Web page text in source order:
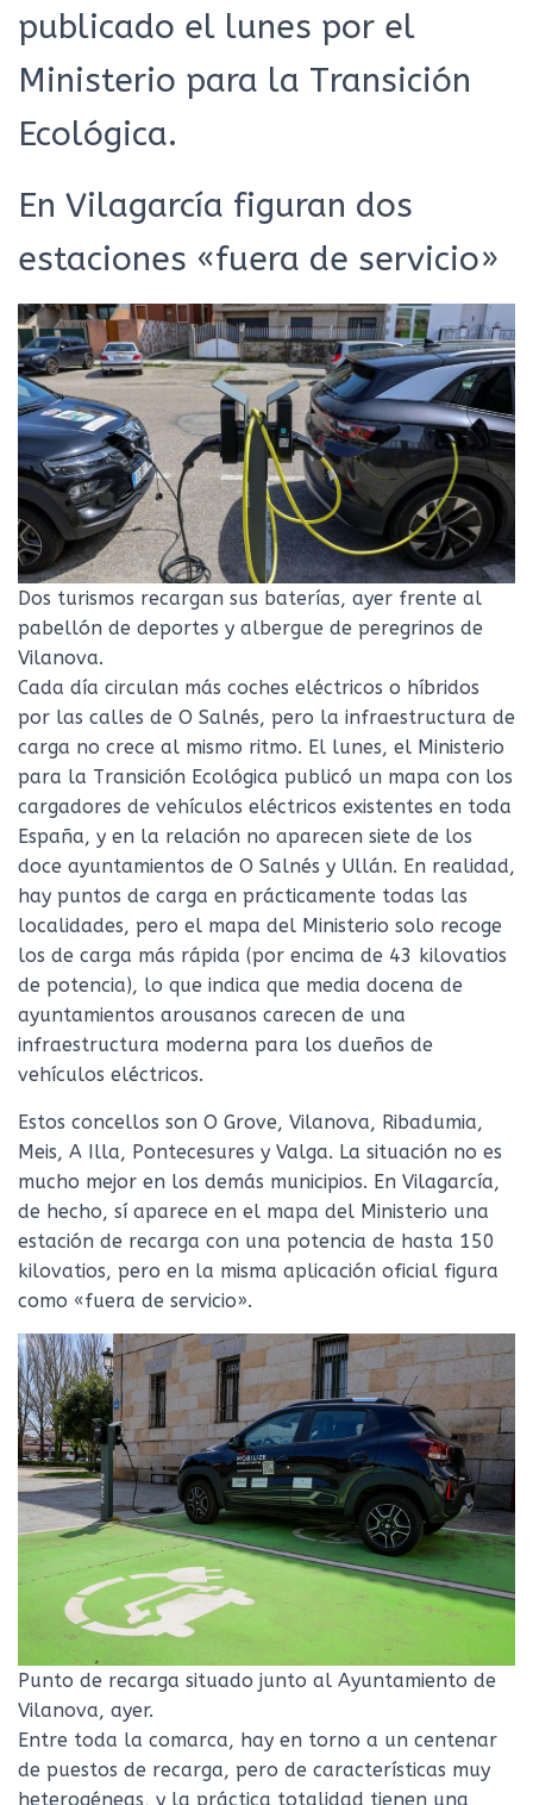
publicado el lunes por el
Ministerio para la Transición
Ecológica.
En Vilagarcía figuran dos
estaciones «fuera de servicio»
Dos turismos recargan sus baterías, ayer frente al
pabellón de deportes y albergue de peregrinos de
Vilanova.
Cada día circulan más coches eléctricos o híbridos
por las calles de O Salnés, pero la infraestructura de
carga no crece al mismo ritmo. El lunes, el Ministerio
para la Transición Ecológica publicó un mapa con los
cargadores de vehículos eléctricos existentes en toda
España, y en la relación no aparecen siete de los
doce ayuntamientos de O Salnés y Ullán. En realidad,
hay puntos de carga en prácticamente todas las
localidades, pero el mapa del Ministerio solo recoge
los de carga más rápida (por encima de 43 kilovatios
de potencia), lo que indica que media docena de
ayuntamientos arousanos carecen de una
infraestructura moderna para los dueños de
vehículos eléctricos.
Estos concellos son O Grove, Vilanova, Ribadumia,
Meis, A Illa, Pontecesures y Valga. La situación no es
mucho mejor en los demás municipios. En Vilagarcía,
de hecho, sí aparece en el mapa del Ministerio una
estación de recarga con una potencia de hasta 150
kilovatios, pero en la misma aplicación oficial figura
como «fuera de servicio».
Punto de recarga situado junto al Ayuntamiento de
Vilanova, ayer.
Entre toda la comarca, hay en torno a un centenar
de puestos de recarga, pero de características muy
heterogéneas, y la práctica totalidad tienen una